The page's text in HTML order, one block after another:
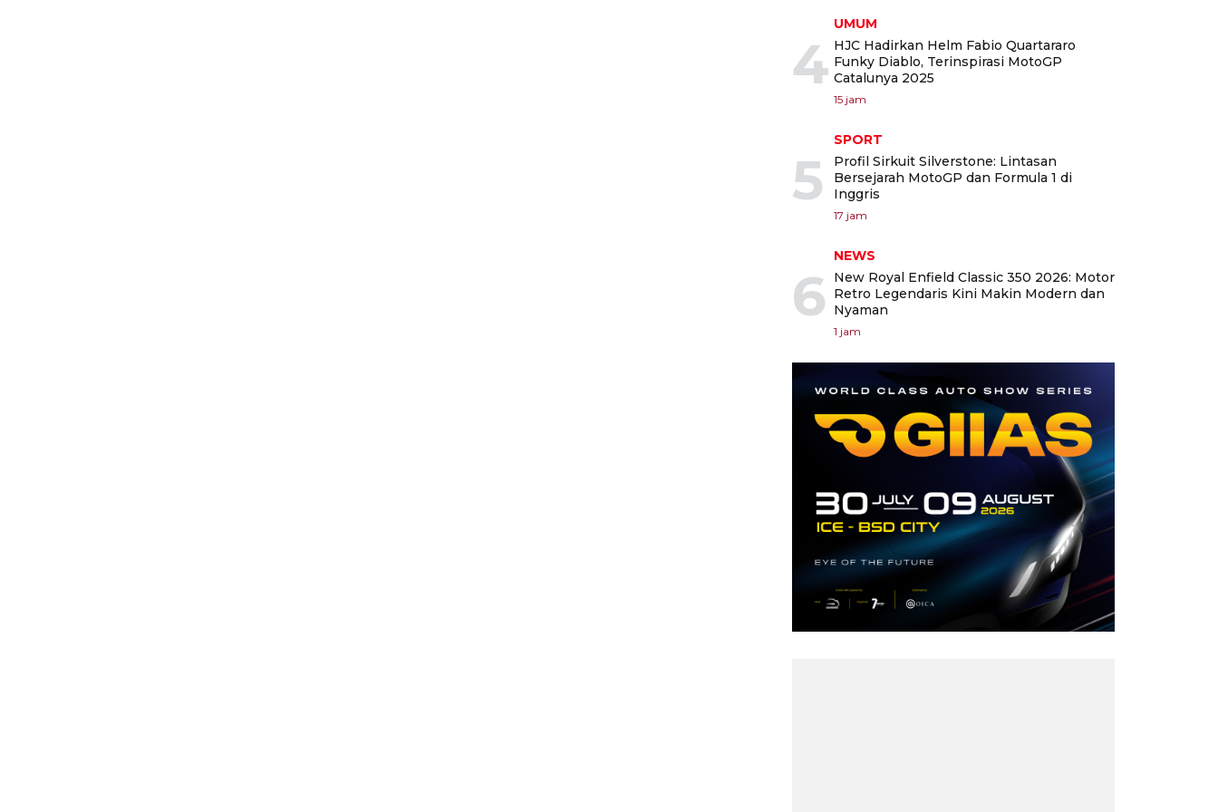
4
UMUM
HJC Hadirkan Helm Fabio Quartararo
Funky Diablo, Terinspirasi MotoGP
Catalunya 2025
15 jam
5
SPORT
Profil Sirkuit Silverstone: Lintasan
Bersejarah MotoGP dan Formula 1 di
Inggris
17 jam
6
NEWS
New Royal Enfield Classic 350 2026: Motor
Retro Legendaris Kini Makin Modern dan
Nyaman
1 jam